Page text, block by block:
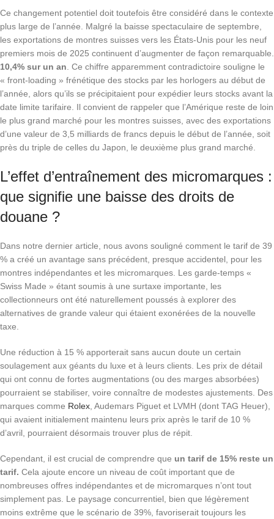
Ce changement potentiel doit toutefois être considéré dans le contexte
plus large de l’année. Malgré la baisse spectaculaire de septembre,
les exportations de montres suisses vers les États-Unis pour les neuf
premiers mois de 2025 continuent d’augmenter de façon remarquable.
10,4% sur un an. Ce chiffre apparemment contradictoire souligne le
« front-loading » frénétique des stocks par les horlogers au début de
l’année, alors qu’ils se précipitaient pour expédier leurs stocks avant la
date limite tarifaire. Il convient de rappeler que l’Amérique reste de loin
le plus grand marché pour les montres suisses, avec des exportations
d’une valeur de 3,5 milliards de francs depuis le début de l’année, soit
près du triple de celles du Japon, le deuxième plus grand marché.
L’effet d’entraînement des micromarques :
que signifie une baisse des droits de
douane ?
Dans notre dernier article, nous avons souligné comment le tarif de 39
% a créé un avantage sans précédent, presque accidentel, pour les
montres indépendantes et les micromarques. Les garde-temps «
Swiss Made » étant soumis à une surtaxe importante, les
collectionneurs ont été naturellement poussés à explorer des
alternatives de grande valeur qui étaient exonérées de la nouvelle
taxe.
Une réduction à 15 % apporterait sans aucun doute un certain
soulagement aux géants du luxe et à leurs clients. Les prix de détail
qui ont connu de fortes augmentations (ou des marges absorbées)
pourraient se stabiliser, voire connaître de modestes ajustements. Des
marques comme Rolex, Audemars Piguet et LVMH (dont TAG Heuer),
qui avaient initialement maintenu leurs prix après le tarif de 10 %
d’avril, pourraient désormais trouver plus de répit.
Cependant, il est crucial de comprendre que un tarif de 15% reste un
tarif. Cela ajoute encore un niveau de coût important que de
nombreuses offres indépendantes et de micromarques n’ont tout
simplement pas. Le paysage concurrentiel, bien que légèrement
moins extrême que le scénario de 39%, favoriserait toujours les